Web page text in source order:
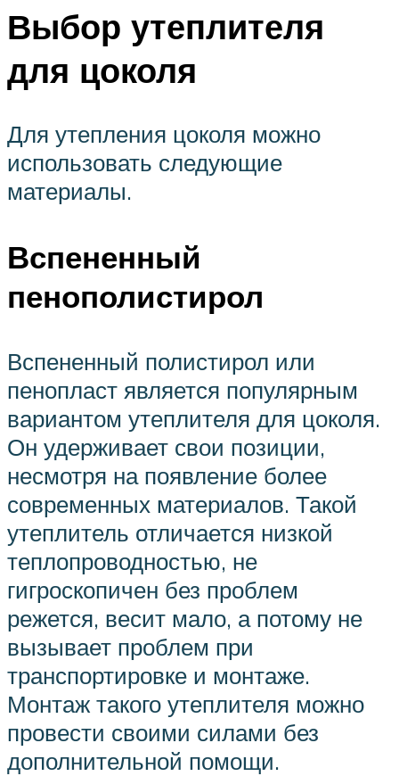
Выбор утеплителя
для цоколя
Для утепления цоколя можно
использовать следующие
материалы.
Вспененный
пенополистирол
Вспененный полистирол или
пенопласт является популярным
вариантом утеплителя для цоколя.
Он удерживает свои позиции,
несмотря на появление более
современных материалов. Такой
утеплитель отличается низкой
теплопроводностью, не
гигроскопичен без проблем
режется, весит мало, а потому не
вызывает проблем при
транспортировке и монтаже.
Монтаж такого утеплителя можно
провести своими силами без
дополнительной помощи.